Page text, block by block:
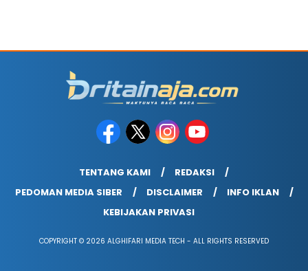
TENTANG KAMI
REDAKSI
PEDOMAN MEDIA SIBER
DISCLAIMER
INFO IKLAN
KEBIJAKAN PRIVASI
COPYRIGHT © 2026 ALGHIFARI MEDIA TECH - ALL RIGHTS RESERVED